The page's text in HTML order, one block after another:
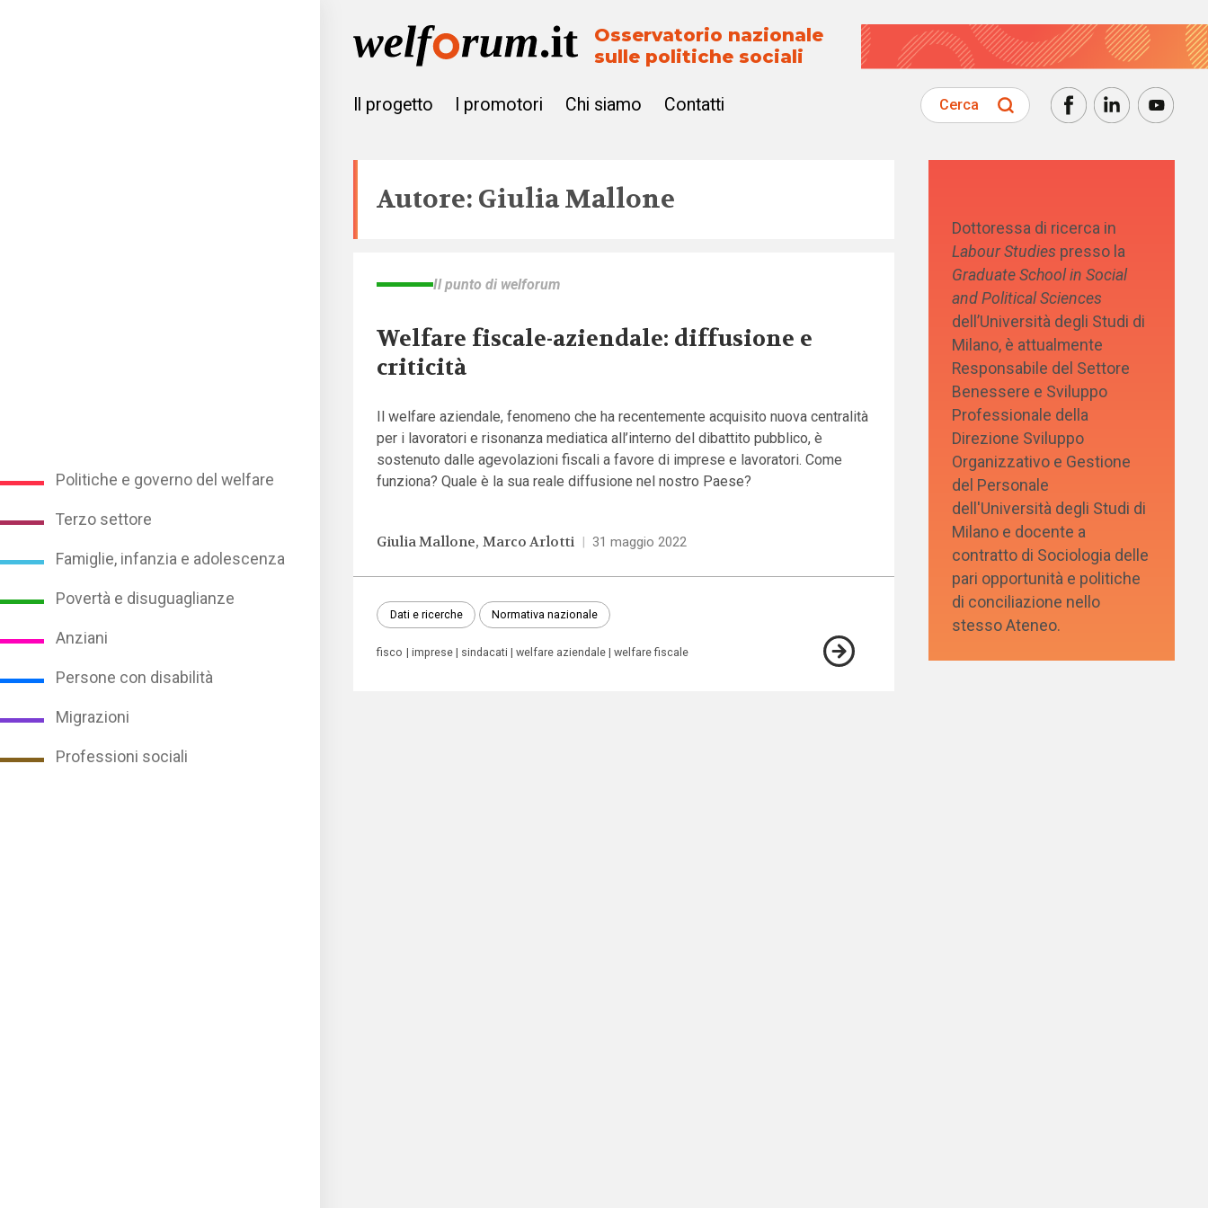
Politiche e governo del welfare
Terzo settore
Famiglie, infanzia e adolescenza
Povertà e disuguaglianze
Anziani
Persone con disabilità
Migrazioni
Professioni sociali
Osservatorio nazionale
sulle politiche sociali
Il progetto I promotori Chi siamo Contatti Cerca
Autore: Giulia Mallone
Il punto di welforum
Welfare fiscale-aziendale: diffusione e
criticità
Il welfare aziendale, fenomeno che ha recentemente acquisito nuova centralità
per i lavoratori e risonanza mediatica all’interno del dibattito pubblico, è
sostenuto dalle agevolazioni fiscali a favore di imprese e lavoratori. Come
funziona? Quale è la sua reale diffusione nel nostro Paese?
Giulia Mallone Marco Arlotti | 31 maggio 2022
Dati e ricerche Normativa nazionale
fisco imprese sindacati welfare aziendale welfare fiscale
Dottoressa di ricerca in
Labour Studies presso la
Graduate School in Social
and Political Sciences
dell’Università degli Studi di
Milano, è attualmente
Responsabile del Settore
Benessere e Sviluppo
Professionale della
Direzione Sviluppo
Organizzativo e Gestione
del Personale
dell'Università degli Studi di
Milano e docente a
contratto di Sociologia delle
pari opportunità e politiche
di conciliazione nello
stesso Ateneo.